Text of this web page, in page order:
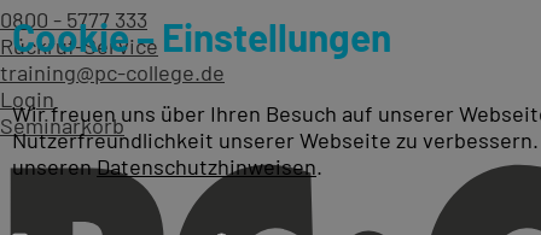
0800 - 5777 333
Rückruf-Service
training@pc-college.de
Login
Seminarkorb
Cookie – Einstellungen
Wir freuen uns über Ihren Besuch auf unserer
Nutzerfreundlichkeit unserer Webseite zu
unserenDatenschutzhinweisen.